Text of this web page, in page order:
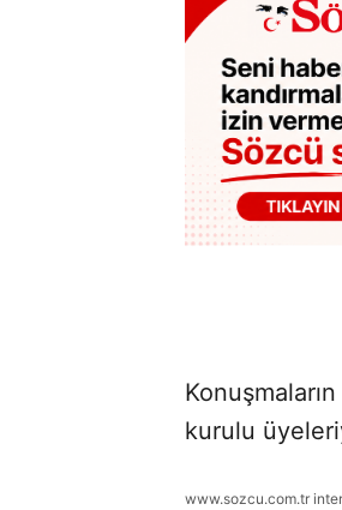
kurulu
www.sozcu.com.tr